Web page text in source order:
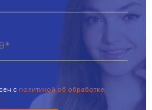
с политикой об обработке